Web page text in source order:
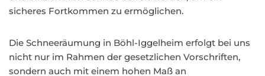
sicheres Fortkommen zu ermöglichen.
Die Schneeräumung in Böhl-Iggelheim erfolgt bei uns
nicht nur im Rahmen der gesetzlichen Vorschriften,
sondern auch mit einem hohen Maß an